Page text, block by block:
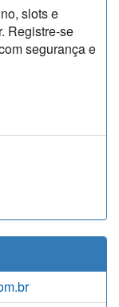
slots e
Registre-se
segurança e